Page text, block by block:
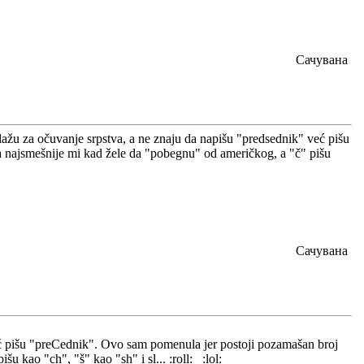
Сачувана
za očuvanje srpstva, a ne znaju da napišu "predsednik" već pišu
mi kad žele da "pobegnu" od američkog, a "č" pišu
Сачувана
"preCednik". Ovo sam pomenula jer postoji pozamašan broj
kao "ch", "š" kao "sh" i sl... :roll: :lol: